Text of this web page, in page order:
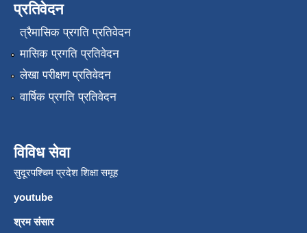
प्रतिवेदन
त्रैमासिक प्रगति प्रतिवेदन
मासिक प्रगति प्रतिवेदन
लेखा परीक्षण प्रतिवेदन
वार्षिक प्रगति प्रतिवेदन
विविध सेवा
सुदूरपश्चिम प्रदेश शिक्षा समूह
youtube
श्रम संसार